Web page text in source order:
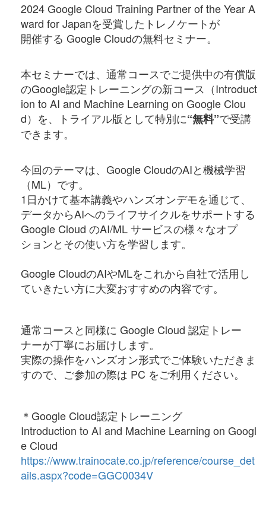
2024 Google Cloud Training Partner of the Year A
ward for Japanを受賞したトレノケートが
開催する Google Cloudの無料セミナー。
本セミナーでは、 通常コースでご提供中の有償版
のGoogle認定トレーニングの新コース （Introduct
ion to AI and Machine Learning on Google Clou
d）を、トライアル版として特別に“無料”で受講
できます。
今回のテーマは、Google CloudのAIと機械学習
（ML） です。
1日かけて基本講義やハンズオンデモを通じて、
データからAIへのライフサイクルをサポートする
Google Cloud のAI/ML サービスの様々なオプ
ションとその使い方を学習します。
Google CloudのAIやMLをこれから自社で活用し
ていきたい方に大変おすすめの内容です。
通常コースと同様に Google Cloud 認定トレー
ナーが丁寧にお届けします。
実際の操作をハンズオン形式でご体験いただきま
すので、ご参加の際は PC をご利用ください。
＊Google Cloud認定トレーニング
Introduction to AI and Machine Learning on Googl
e Cloud
https://www.trainocate.co.jp/reference/course_det
ails.aspx?code=GGC0034V